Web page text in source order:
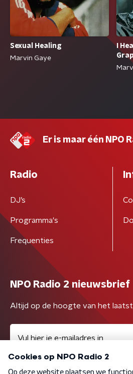
Sexual Healing
Marvin Gaye
I
Er is maar één NPO
Radio
DJ’s
Programma's
Frequenties
NPO Radio 2 nieuwsbrief
Altijd op de hoogte van het